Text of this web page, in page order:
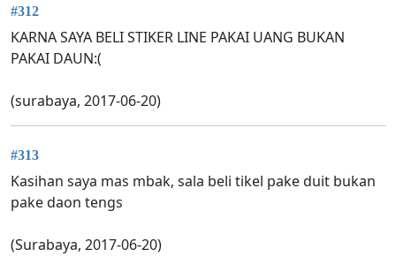
#312
KARNA SAYA BELI STIKER LINE PAKAI UANG BUKAN
PAKAI DAUN:(
(surabaya, 2017-06-20)
#313
Kasihan saya mas mbak, sala beli tikel pake duit bukan
pake daon tengs
(Surabaya, 2017-06-20)